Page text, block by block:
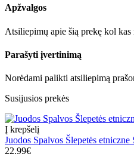
Apžvalgos
Atsiliepimų apie šią prekę kol kas
Parašyti įvertinimą
Norėdami palikti atsiliepimą
Susijusios prekės
Į krepšelį
Juodos Spalvos Šlepetės
22.99€